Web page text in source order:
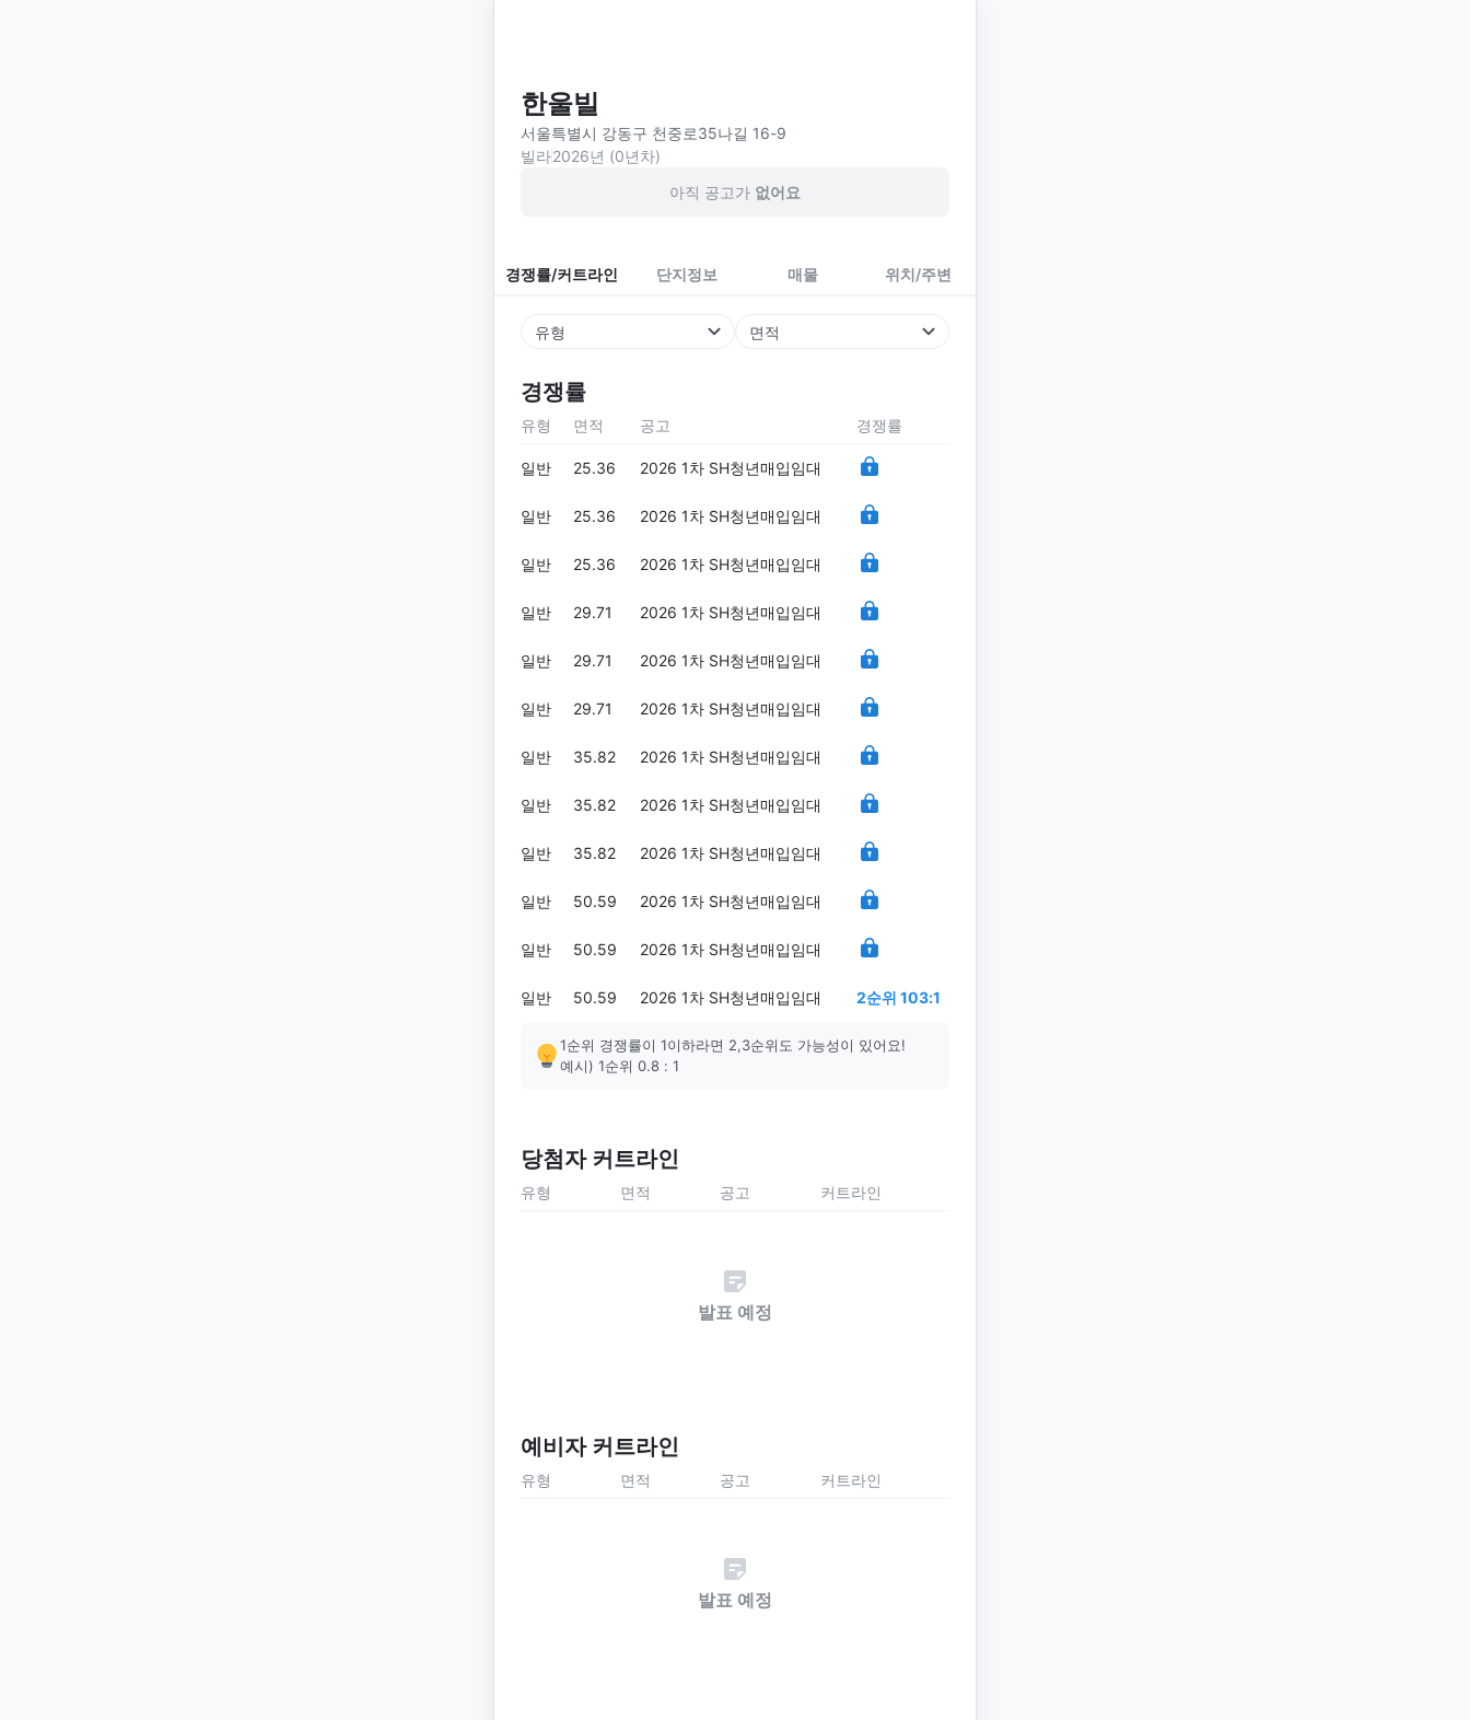
한울빌
서울특별시 강동구 천중로35나길 16-9
빌라2026년 (0년차)
아직 공고가 없어요
경쟁률/커트라인 단지정보 매물 위치/주변
유형 면적
경쟁률
유형 면적 공고 경쟁률
일반 25.36 2026 1차 SH청년매입임대
일반 25.36 2026 1차 SH청년매입임대
일반 25.36 2026 1차 SH청년매입임대
일반 29.71 2026 1차 SH청년매입임대
일반 29.71 2026 1차 SH청년매입임대
일반 29.71 2026 1차 SH청년매입임대
일반 35.82 2026 1차 SH청년매입임대
일반 35.82 2026 1차 SH청년매입임대
일반 35.82 2026 1차 SH청년매입임대
일반 50.59 2026 1차 SH청년매입임대
일반 50.59 2026 1차 SH청년매입임대
일반 50.59 2026 1차 SH청년매입임대 2순위 103:1
1순위 경쟁률이 1이하라면 2,3순위도 가능성이 있어요!
예시) 1순위 0.8 : 1
당첨자 커트라인
유형 면적 공고 커트라인
발표 예정
예비자 커트라인
유형 면적 공고 커트라인
발표 예정